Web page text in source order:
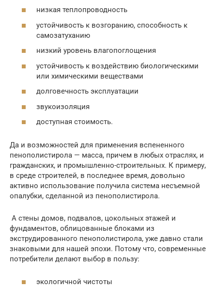
низкая теплопроводность
устойчивость к возгоранию, способность к
самозатуханию
низкий уровень влагопоглощения
устойчивость к воздействию биологическими
или химическими веществами
долговечность эксплуатации
звукоизоляция
доступная стоимость.
Да и возможностей для применения вспененного
пенополистирола — масса, причем в любых отраслях, и
гражданских, и промышленно-строительных. К примеру,
в среде строителей, в последнее время, довольно
активно использование получила система несъемной
опалубки, сделанной из пенополистирола.
А стены домов, подвалов, цокольных этажей и
фундаментов, облицованные блоками из
экструдированного пенополистирола, уже давно стали
знаковыми для нашей эпохи. Потому что, современные
потребители делают выбор в пользу:
экологичной чистоты